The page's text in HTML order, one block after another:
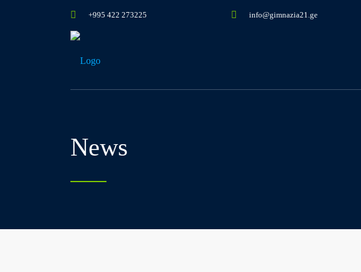
+995 422 273225 info@gimnazia21.ge
News